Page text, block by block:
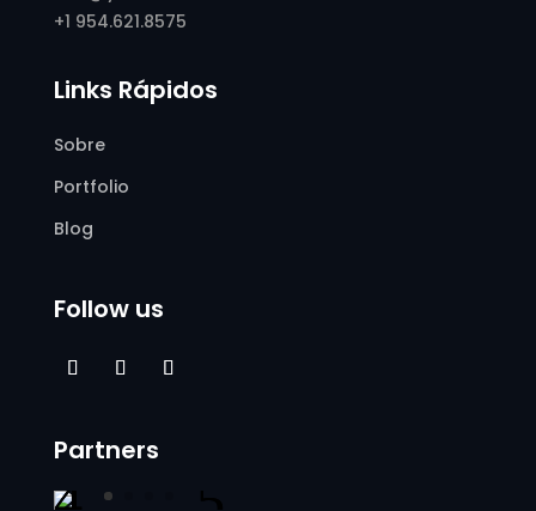
+1 954.621.8575
Links Rápidos
Sobre
Portfolio
Blog
Follow us
Partners